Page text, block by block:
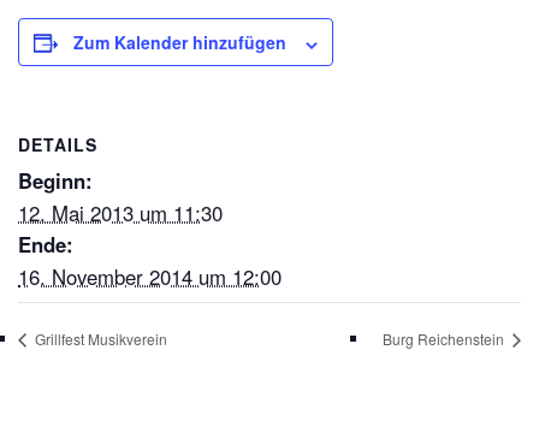
Zum Kalender hinzufügen
DETAILS
Beginn:
12. Mai 2013 um 11:30
Ende:
16. November 2014 um 12:00
Grillfest Musikverein Burg Reichenstein